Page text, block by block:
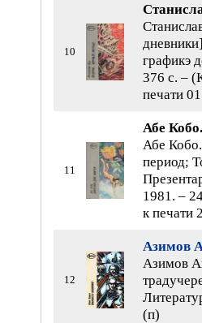
10
графикэ
376 с. –
печати
11
Абе
Абе
период;
1981. –
к печати
12
Азимов
Азимов
(п)